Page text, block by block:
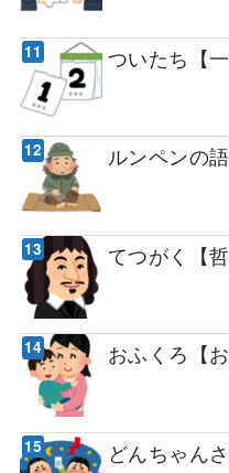
ついたち【
ルンペンの
てつがく【
おふくろ【
どんちゃん